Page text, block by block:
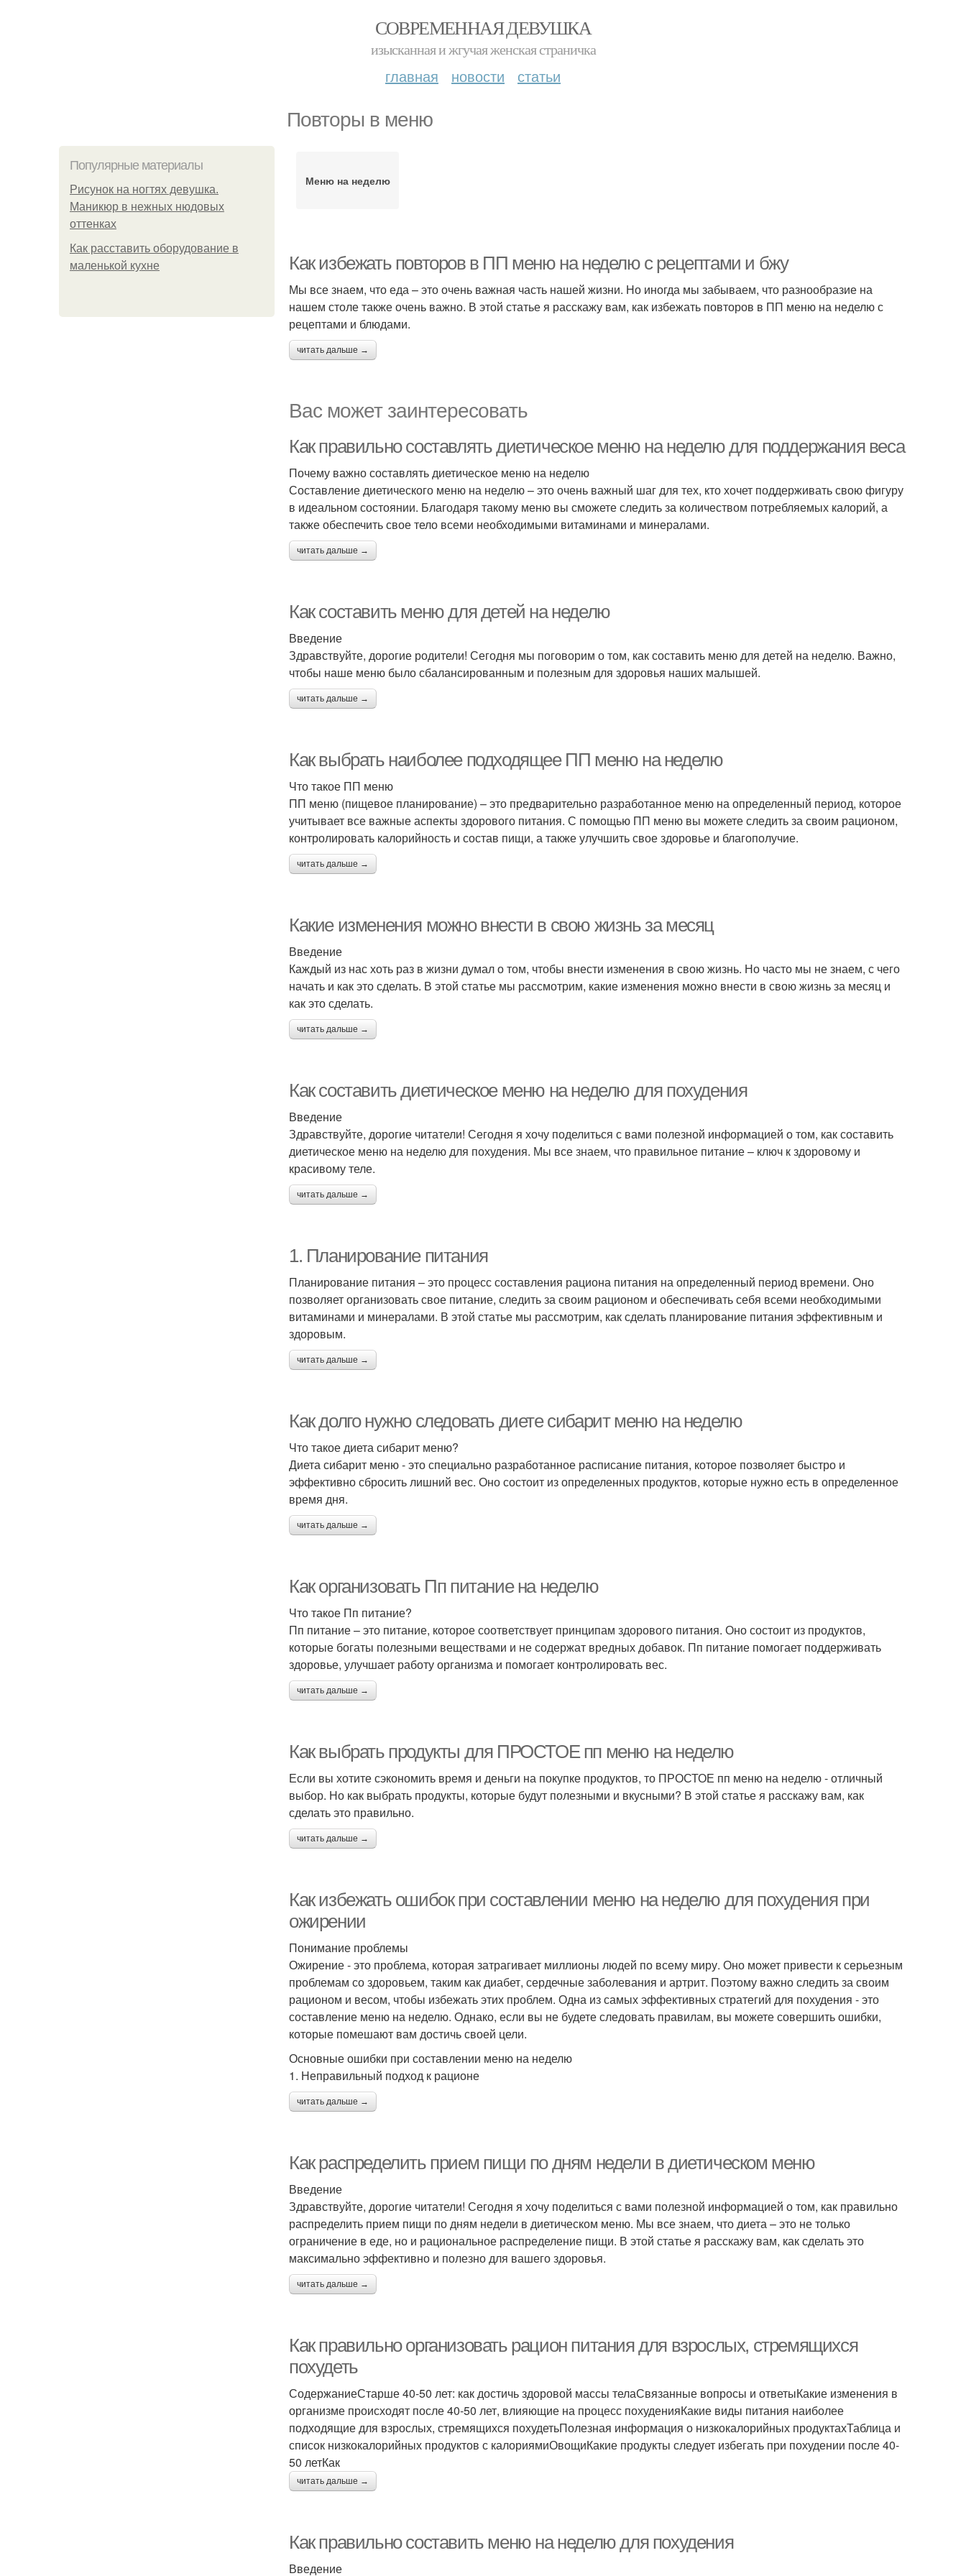
СОВРЕМЕННАЯ ДЕВУШКА
изысканная и жгучая женская страничка
главная новости статьи
Повторы в меню
Популярные материалы
Рисунок на ногтях девушка.
Маникюр в нежных нюдовых
оттенках
Как расставить оборудование в
маленькой кухне
Меню на неделю
Как избежать повторов в ПП меню на неделю с рецептами и бжу
Мы все знаем, что еда – это очень важная часть нашей жизни. Но иногда мы забываем, что разнообразие на
нашем столе также очень важно. В этой статье я расскажу вам, как избежать повторов в ПП меню на неделю с
рецептами и блюдами.
читать дальше →
Вас может заинтересовать
Как правильно составлять диетическое меню на неделю для поддержания веса
Почему важно составлять диетическое меню на неделю
Составление диетического меню на неделю – это очень важный шаг для тех, кто хочет поддерживать свою фигуру
в идеальном состоянии. Благодаря такому меню вы сможете следить за количеством потребляемых калорий, а
также обеспечить свое тело всеми необходимыми витаминами и минералами.
читать дальше →
Как составить меню для детей на неделю
Введение
Здравствуйте, дорогие родители! Сегодня мы поговорим о том, как составить меню для детей на неделю. Важно,
чтобы наше меню было сбалансированным и полезным для здоровья наших малышей.
читать дальше →
Как выбрать наиболее подходящее ПП меню на неделю
Что такое ПП меню
ПП меню (пищевое планирование) – это предварительно разработанное меню на определенный период, которое
учитывает все важные аспекты здорового питания. С помощью ПП меню вы можете следить за своим рационом,
контролировать калорийность и состав пищи, а также улучшить свое здоровье и благополучие.
читать дальше →
Какие изменения можно внести в свою жизнь за месяц
Введение
Каждый из нас хоть раз в жизни думал о том, чтобы внести изменения в свою жизнь. Но часто мы не знаем, с чего
начать и как это сделать. В этой статье мы рассмотрим, какие изменения можно внести в свою жизнь за месяц и
как это сделать.
читать дальше →
Как составить диетическое меню на неделю для похудения
Введение
Здравствуйте, дорогие читатели! Сегодня я хочу поделиться с вами полезной информацией о том, как составить
диетическое меню на неделю для похудения. Мы все знаем, что правильное питание – ключ к здоровому и
красивому теле.
читать дальше →
1. Планирование питания
Планирование питания – это процесс составления рациона питания на определенный период времени. Оно
позволяет организовать свое питание, следить за своим рационом и обеспечивать себя всеми необходимыми
витаминами и минералами. В этой статье мы рассмотрим, как сделать планирование питания эффективным и
здоровым.
читать дальше →
Как долго нужно следовать диете сибарит меню на неделю
Что такое диета сибарит меню?
Диета сибарит меню - это специально разработанное расписание питания, которое позволяет быстро и
эффективно сбросить лишний вес. Оно состоит из определенных продуктов, которые нужно есть в определенное
время дня.
читать дальше →
Как организовать Пп питание на неделю
Что такое Пп питание?
Пп питание – это питание, которое соответствует принципам здорового питания. Оно состоит из продуктов,
которые богаты полезными веществами и не содержат вредных добавок. Пп питание помогает поддерживать
здоровье, улучшает работу организма и помогает контролировать вес.
читать дальше →
Как выбрать продукты для ПРОСТОЕ пп меню на неделю
Если вы хотите сэкономить время и деньги на покупке продуктов, то ПРОСТОЕ пп меню на неделю - отличный
выбор. Но как выбрать продукты, которые будут полезными и вкусными? В этой статье я расскажу вам, как
сделать это правильно.
читать дальше →
Как избежать ошибок при составлении меню на неделю для похудения при
ожирении
Понимание проблемы
Ожирение - это проблема, которая затрагивает миллионы людей по всему миру. Оно может привести к серьезным
проблемам со здоровьем, таким как диабет, сердечные заболевания и артрит. Поэтому важно следить за своим
рационом и весом, чтобы избежать этих проблем. Одна из самых эффективных стратегий для похудения - это
составление меню на неделю. Однако, если вы не будете следовать правилам, вы можете совершить ошибки,
которые помешают вам достичь своей цели.
Основные ошибки при составлении меню на неделю
1. Неправильный подход к рационе
читать дальше →
Как распределить прием пищи по дням недели в диетическом меню
Введение
Здравствуйте, дорогие читатели! Сегодня я хочу поделиться с вами полезной информацией о том, как правильно
распределить прием пищи по дням недели в диетическом меню. Мы все знаем, что диета – это не только
ограничение в еде, но и рациональное распределение пищи. В этой статье я расскажу вам, как сделать это
максимально эффективно и полезно для вашего здоровья.
читать дальше →
Как правильно организовать рацион питания для взрослых, стремящихся
похудеть
СодержаниеСтарше 40-50 лет: как достичь здоровой массы телаСвязанные вопросы и ответыКакие изменения в
организме происходят после 40-50 лет, влияющие на процесс похуденияКакие виды питания наиболее
подходящие для взрослых, стремящихся похудетьПолезная информация о низкокалорийных продуктахТаблица и
список низкокалорийных продуктов с калориямиОвощиКакие продукты следует избегать при похудении после 40-
50 летКак
читать дальше →
Как правильно составить меню на неделю для похудения
Введение